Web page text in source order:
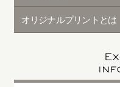
オリジナルプリントとは